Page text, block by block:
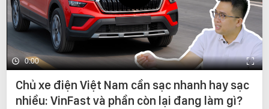
0:00
Chủ xe điện Việt Nam cần sạc nhanh hay sạc
nhiều: VinFast và phần còn lại đang làm gì?